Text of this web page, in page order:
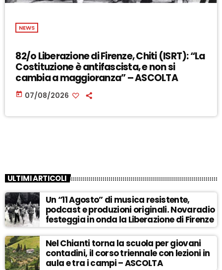
NEWS
82/o Liberazione di Firenze, Chiti (ISRT): “La
Costituzione è antifascista, e non si
cambia a maggioranza” – ASCOLTA
today 07/08/2026
ULTIMI ARTICOLI
Un “11 Agosto” di musica resistente,
podcast e produzioni originali. Novaradio
festeggia in onda la Liberazione di Firenze
Nel Chianti torna la scuola per giovani
contadini, il corso triennale con lezioni in
aula e tra i campi – ASCOLTA